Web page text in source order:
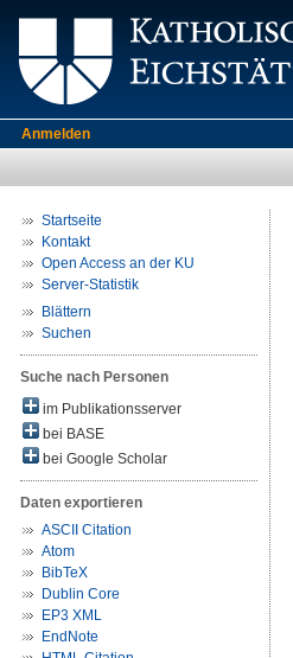
Anmelden
Startseite
Kontakt
Open Access an der KU
Server-Statistik
Blättern
Suchen
Suche nach Personen
im Publikationsserver
bei BASE
bei Google Scholar
Daten exportieren
ASCII Citation
Atom
BibTeX
Dublin Core
EP3 XML
EndNote